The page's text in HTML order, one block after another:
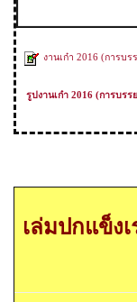
งานเก๋า 2016 (การบ
รูปงานเก๋า 2016 (การบรร
เล่มปกแข็ง